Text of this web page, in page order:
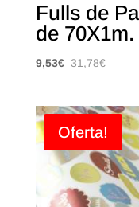
Fulls de
de
9,53€ 31,78€
Oferta!